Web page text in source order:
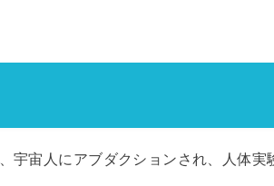
宇宙人にアブダクションされ、人体実